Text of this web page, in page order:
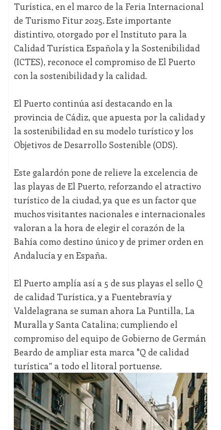
Turística, en el marco de la Feria Internacional
de Turismo Fitur 2025. Este importante
distintivo, otorgado por el Instituto para la
Calidad Turística Española y la Sostenibilidad
(ICTES), reconoce el compromiso de El Puerto
con la sostenibilidad y la calidad.
El Puerto continúa así destacando en la
provincia de Cádiz, que apuesta por la calidad y
la sostenibilidad en su modelo turístico y los
Objetivos de Desarrollo Sostenible (ODS).
Este galardón pone de relieve la excelencia de
las playas de El Puerto, reforzando el atractivo
turístico de la ciudad, ya que es un factor que
muchos visitantes nacionales e internacionales
valoran a la hora de elegir el corazón de la
Bahía como destino único y de primer orden en
Andalucía y en España.
El Puerto amplía así a 5 de sus playas el sello Q
de calidad Turística, y a Fuentebravía y
Valdelagrana se suman ahora La Puntilla, La
Muralla y Santa Catalina; cumpliendo el
compromiso del equipo de Gobierno de Germán
Beardo de ampliar esta marca "Q de calidad
turística” a todo el litoral portuense.